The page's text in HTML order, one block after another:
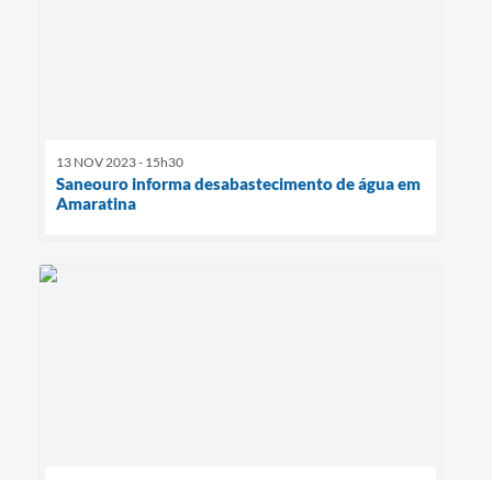
13 NOV 2023 - 15h30
Saneouro informa desabastecimento de água em
Amaratina